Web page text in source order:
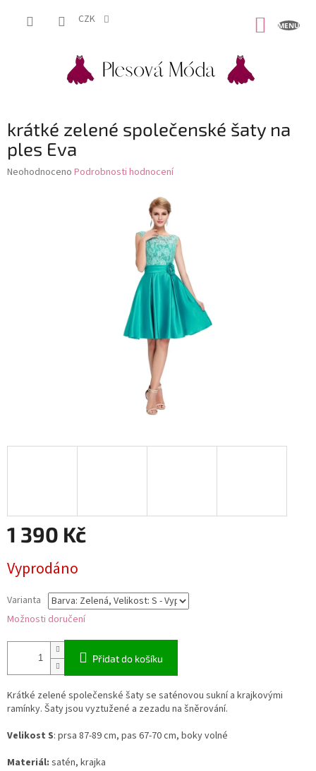
CZK
krátké zelené společenské šaty na
ples Eva
Průměrné
Neohodnoceno Podrobnosti hodnocení
1 390 Kč
cena:
Vyprodáno
Varianta
Možnosti doručení
Přidat do košíku
Krátké zelené společenské šaty se saténovou sukní a krajkovými
ramínky. Šaty jsou vyztužené a zezadu na šněrování.
Velikost S: prsa 87-89 cm, pas 67-70 cm, boky volné
Materiál: satén, krajka